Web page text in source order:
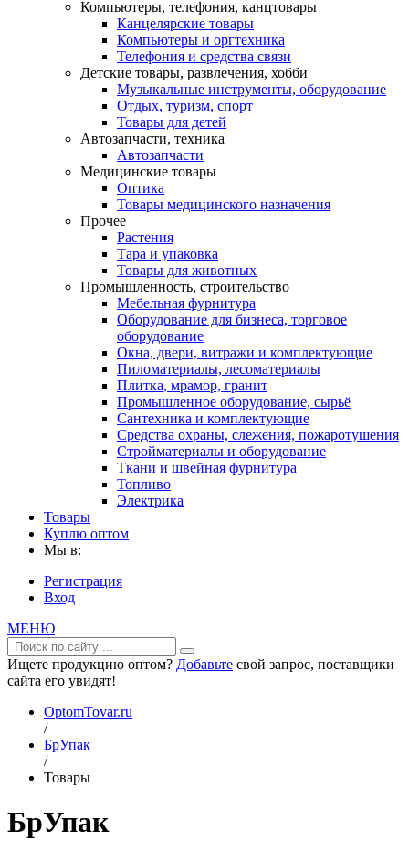
Компьютеры, телефония, канцтовары
Канцелярские товары
Компьютеры и оргтехника
Телефония и средства связи
Детские товары, развлечения, хобби
Музыкальные инструменты, оборудование
Отдых, туризм, спорт
Товары для детей
Автозапчасти, техника
Автозапчасти
Медицинские товары
Оптика
Товары медицинского назначения
Прочее
Растения
Тара и упаковка
Товары для животных
Промышленность, строительство
Мебельная фурнитура
Оборудование для бизнеса, торговое
оборудование
Окна, двери, витражи и комплектующие
Пиломатериалы, лесоматериалы
Плитка, мрамор, гранит
Промышленное оборудование, сырьё
Сантехника и комплектующие
Средства охраны, слежения, пожаротушения
Стройматериалы и оборудование
Ткани и швейная фурнитура
Топливо
Электрика
Товары
Куплю оптом
Мы в:
Регистрация
Вход
МЕНЮ
Ищете продукцию оптом? Добавьте свой запрос, поставщики
сайта его увидят!
OptomTovar.ru
/
БрУпак
/
Товары
БрУпак